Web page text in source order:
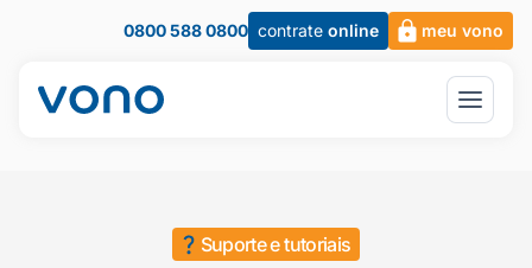
0800 588 0800 contrate online meu vono
Suporte e tutoriais